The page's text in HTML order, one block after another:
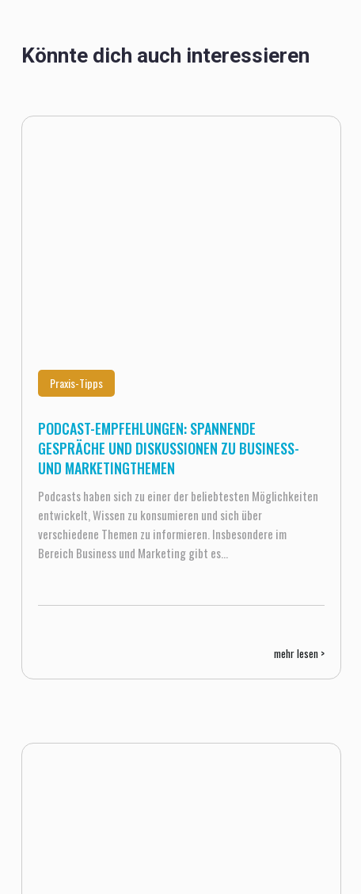
Könnte dich auch interessieren
Praxis-Tipps
PODCAST-EMPFEHLUNGEN: SPANNENDE
GESPRÄCHE UND DISKUSSIONEN ZU BUSINESS-
UND MARKETINGTHEMEN
Podcasts haben sich zu einer der beliebtesten Möglichkeiten
entwickelt, Wissen zu konsumieren und sich über
verschiedene Themen zu informieren. Insbesondere im
Bereich Business und Marketing gibt es...
mehr lesen >